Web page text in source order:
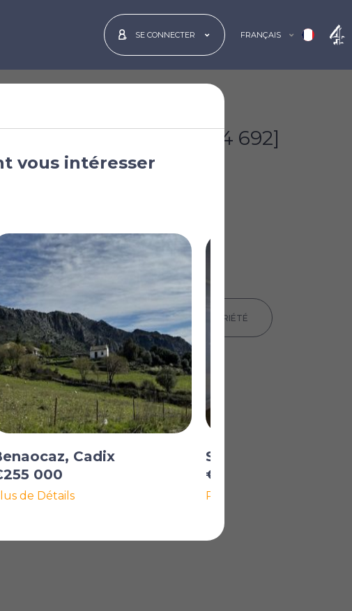
SE CONNECTER FRANÇAIS
[£304 692]
IMPRIMER LES DÉTAILS DE LA PROPRIÉTÉ
vous intéresser
Cadix
000
de Détails
San Roque, Cadix
€325 000
Plus de Détails